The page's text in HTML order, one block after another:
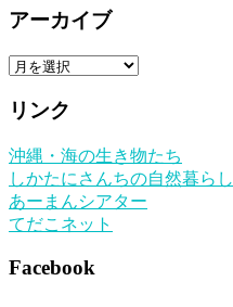
アーカイブ
ア
カ
ブ
リンク
沖縄・海の生き物たち
しかたにさんちの自然暮らし
あーまんシアター
てだこネット
Facebook